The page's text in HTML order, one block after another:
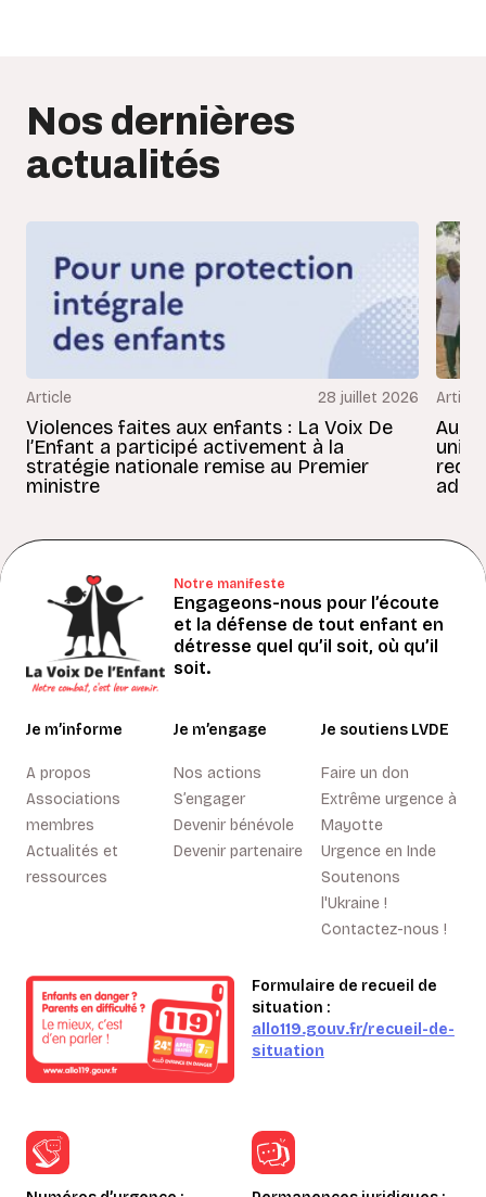
Nos dernières
actualités
Article 28 juillet 2026
Violences faites aux enfants : La Voix De
l’Enfant a participé activement à la
stratégie nationale remise au Premier
ministre
Article
Au
Notre manifeste
Engageons-nous pour l’écoute
et la défense de tout enfant en
détresse quel qu’il soit, où qu’il
soit.
Je m’informe
A propos
Associations
membres
Actualités et
ressources
Je m’engage
Nos actions
S’engager
Devenir bénévole
Devenir partenaire
Je soutiens LVDE
Faire un don
Extrême urgence à
Mayotte
Urgence en Inde
Soutenons
l'Ukraine !
Contactez-nous !
Formulaire de recueil de
situation :
allo119.gouv.fr/recueil-de-
situation